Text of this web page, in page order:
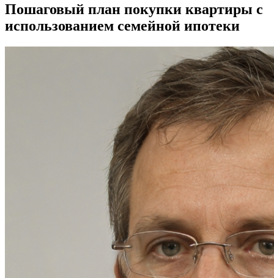
Пошаговый план покупки квартиры с
использованием семейной ипотеки